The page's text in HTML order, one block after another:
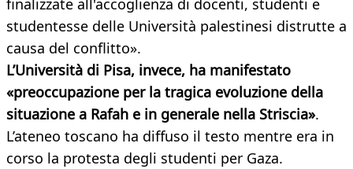
finalizzate all'accoglienza di docenti, studenti e
studentesse delle Università palestinesi distrutte a
causa del conflitto».
L’Università di Pisa, invece, ha manifestato
«preoccupazione per la tragica evoluzione della
situazione a Rafah e in generale nella Striscia».
L’ateneo toscano ha diffuso il testo mentre era in
corso la protesta degli studenti per Gaza.